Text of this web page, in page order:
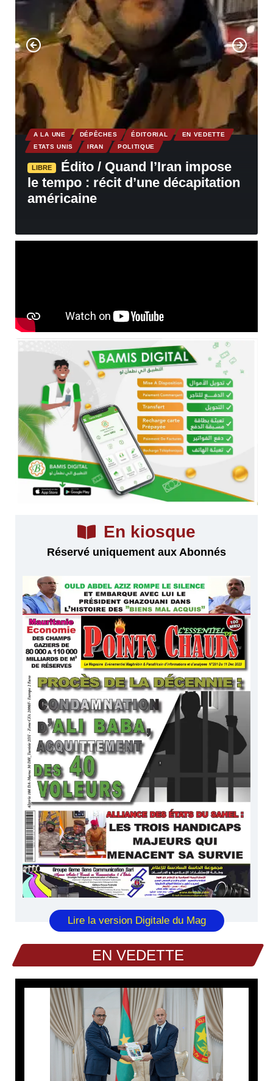
A LA UNE DÉPÊCHES ÉDITORIAL
EN VEDETTE
ETATS UNIS
IRAN POLITIQUE
LIBRE
Édito / Quand l’Iran impose
le tempo : récit d’une décapitation
américaine
En kiosque
Réservé uniquement aux Abonnés
Lire la version Digitale du Mag
EN VEDETTE